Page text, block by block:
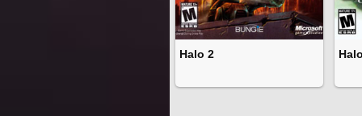
Halo 2